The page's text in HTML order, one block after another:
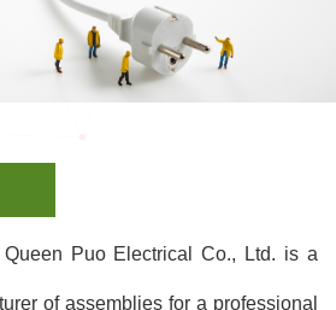
Puo Electrical Co., Ltd. is a
of assemblies for a professional